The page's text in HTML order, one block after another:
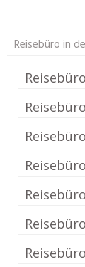
Reisebüro in